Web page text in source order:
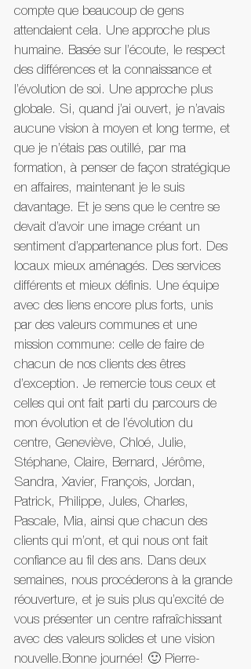
compte que beaucoup de gens
attendaient cela. Une approche plus
humaine. Basée sur l’écoute, le respect
des différences et la connaissance et
l’évolution de soi. Une approche plus
globale. Si, quand j’ai ouvert, je n’avais
aucune vision à moyen et long terme, et
que je n’étais pas outillé, par ma
formation, à penser de façon stratégique
en affaires, maintenant je le suis
davantage. Et je sens que le centre se
devait d’avoir une image créant un
sentiment d’appartenance plus fort. Des
locaux mieux aménagés. Des services
différents et mieux définis. Une équipe
avec des liens encore plus forts, unis
par des valeurs communes et une
mission commune: celle de faire de
chacun de nos clients des êtres
d’exception. Je remercie tous ceux et
celles qui ont fait parti du parcours de
mon évolution et de l’évolution du
centre, Geneviève, Chloé, Julie,
Stéphane, Claire, Bernard, Jérôme,
Sandra, Xavier, François, Jordan,
Patrick, Philippe, Jules, Charles,
Pascale, Mia, ainsi que chacun des
clients qui m’ont, et qui nous ont fait
confiance au fil des ans. Dans deux
semaines, nous procéderons à la grande
réouverture, et je suis plus qu’excité de
vous présenter un centre rafraîchissant
avec des valeurs solides et une vision
nouvelle.Bonne journée! 🙂 Pierre-